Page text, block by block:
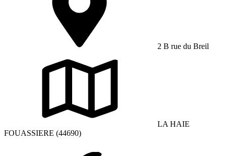
2 B rue du Breil
LA HAIE
FOUASSIERE (44690)